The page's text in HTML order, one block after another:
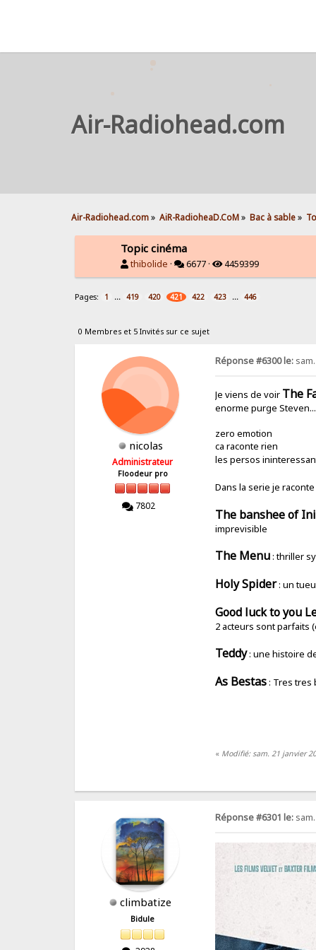
Air-Radiohead.com
Air-Radiohead.com» AiR-RadioheaD.CoM» Bac à sable»
Topic cinéma
thibolide · 6677 · 4459399
Pages: 1 ... 419 420 421 422 423 ... 446
0 Membres et 5 Invités sur ce sujet
nicolas
Administrateur
Floodeur pro
7802
Réponse #6300 le:
Je viens de voir The
enorme purge Steven...
zero emotion
ca raconte rien
les persos
Dans la serie je
The banshee of
imprevisible
The Menu: thriller
Holy Spider: un
Good luck to you
2 acteurs sont parfaits
Teddy: une histoire
As Bestas: Tres tres
« Modifié: sam. 21 janvier
climbatize
Bidule
Réponse #6301 le: